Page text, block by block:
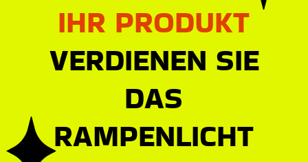
IHR PRODUKT
VERDIENEN SIE
DAS
RAMPENLICHT